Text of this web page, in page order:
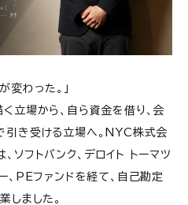
変わった。」
立場から、自ら資金を借り、会
引き受ける立場へ。NYC株式会
フトバンク、デロイト トーマツ
、PEファンドを経て、自己勘定
ました。